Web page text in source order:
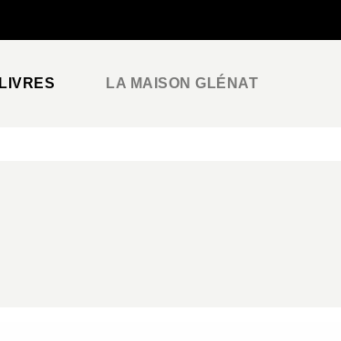
LIVRES LA MAISON GLÉNAT